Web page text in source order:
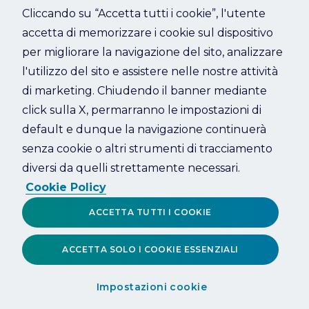
Refresh
Cliccando su “Accetta tutti i cookie”, l'utente
accetta di memorizzare i cookie sul dispositivo
per migliorare la navigazione del sito, analizzare
l'utilizzo del sito e assistere nelle nostre attività
di marketing. Chiudendo il banner mediante
click sulla X, permarranno le impostazioni di
default e dunque la navigazione continuerà
senza cookie o altri strumenti di tracciamento
diversi da quelli strettamente necessari.
Cookie Policy
Impostazioni cookie
ACCETTA SOLO I COOKIE ESSENZIALI
ACCETTA TUTTI I COOKIE